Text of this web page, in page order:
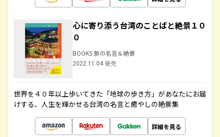
心に寄り添う台湾のことばと絶景１０
０
BOOKS 旅の名言＆絶景
2022.11.04 発売
世界を４０年以上歩いてきた「地球の歩き方」があなたにお届
けする、人生を輝かせる台湾の名言と癒やしの絶景集
詳細を見る